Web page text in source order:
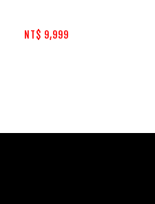
NT$ 9,999